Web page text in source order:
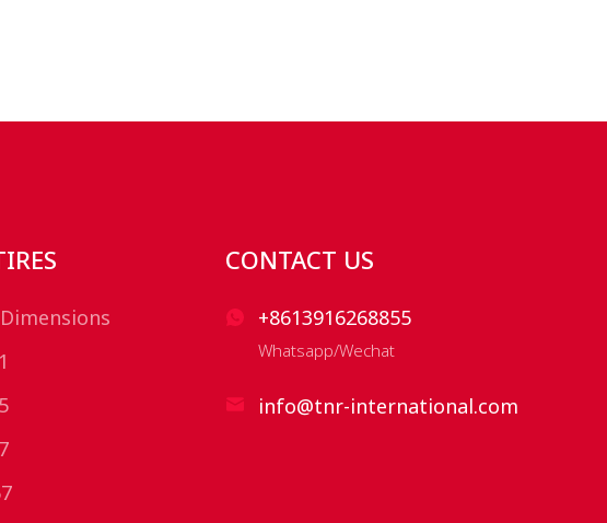
CONTACT US
+8613916268855
Whatsapp/Wechat
info@tnr-international.com